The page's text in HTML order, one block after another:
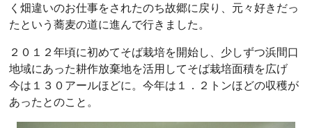
く畑違いのお仕事をされたのち故郷に戻り、元々好きだっ
たという蕎麦の道に進んで行きました。
２０１２年頃に初めてそば栽培を開始し、少しずつ浜間口
地域にあった耕作放棄地を活用してそば栽培面積を広げ
今は１３０アールほどに。今年は１．２トンほどの収穫が
あったとのこと。